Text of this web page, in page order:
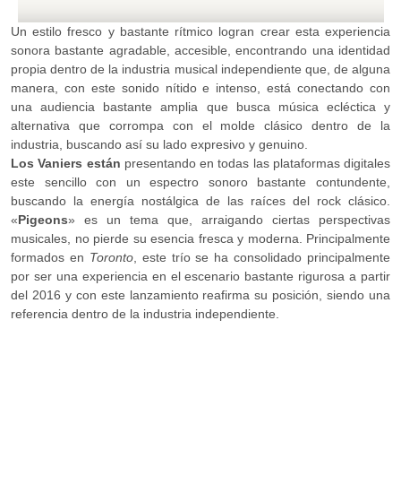
Un estilo fresco y bastante rítmico logran crear esta experiencia
sonora bastante agradable, accesible, encontrando una identidad
propia dentro de la industria musical independiente que, de alguna
manera, con este sonido nítido e intenso, está conectando con
una audiencia bastante amplia que busca música ecléctica y
alternativa que corrompa con el molde clásico dentro de la
industria, buscando así su lado expresivo y genuino.
Los Vaniers están presentando en todas las plataformas digitales
este sencillo con un espectro sonoro bastante contundente,
buscando la energía nostálgica de las raíces del rock clásico.
«Pigeons» es un tema que, arraigando ciertas perspectivas
musicales, no pierde su esencia fresca y moderna. Principalmente
formados en Toronto, este trío se ha consolidado principalmente
por ser una experiencia en el escenario bastante rigurosa a partir
del 2016 y con este lanzamiento reafirma su posición, siendo una
referencia dentro de la industria independiente.